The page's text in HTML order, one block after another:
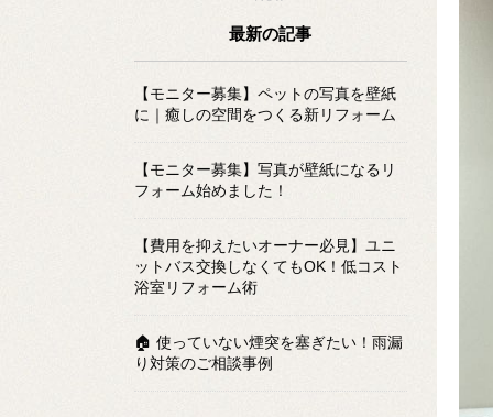
最新の記事
【モニター募集】ペットの写真を壁紙
に｜癒しの空間をつくる新リフォーム
【モニター募集】写真が壁紙になるリ
フォーム始めました！
【費用を抑えたいオーナー必見】ユニ
ットバス交換しなくてもOK！低コスト
浴室リフォーム術
🏠 使っていない煙突を塞ぎたい！雨漏
り対策のご相談事例